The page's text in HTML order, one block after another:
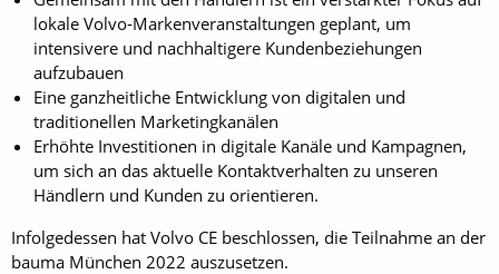
lokale Volvo-Markenveranstaltungen geplant, um
intensivere und nachhaltigere Kundenbeziehungen
aufzubauen
Eine ganzheitliche Entwicklung von digitalen und
traditionellen Marketingkanälen
Erhöhte Investitionen in digitale Kanäle und Kampagnen,
um sich an das aktuelle Kontaktverhalten zu unseren
Händlern und Kunden zu orientieren.
Infolgedessen hat Volvo CE beschlossen, die Teilnahme an der
bauma München 2022 auszusetzen.